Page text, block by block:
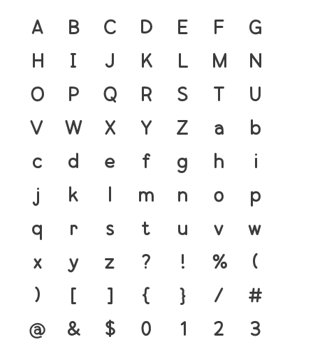
A B C D E F
G
H
I J K L M
N
O
P Q R S T
U
V
W X Y Z a
b
c
d e f g h
i
j
k l m n o
p
q
r s t u v
w
x
y z ? ! %
(
)
[ ] { } /
#
@
& $ 0 1 2
3